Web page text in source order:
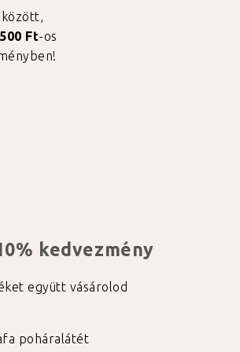
500 Ft-os
kedvezmény
együtt vásárolod